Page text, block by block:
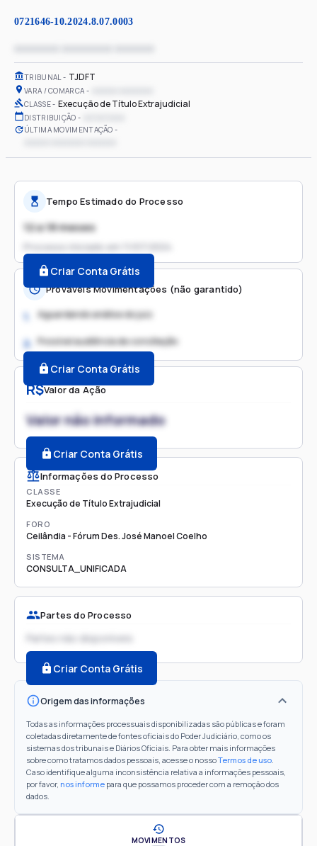
0721646-10.2024.8.07.0003
TRIBUNAL TJDFT
VARA / COMARCA
CLASSE Execução de Título Extrajudicial
DISTRIBUIÇÃO
ÚLTIMA MOVIMENTAÇÃO
R$Valor da Ação
Valor não informado
Criar Conta Grátis
Informações do Processo
CLASSE
Execução de Título Extrajudicial
FORO
Ceilândia - Fórum Des. José Manoel Coelho
SISTEMA
CONSULTA_UNIFICADA
Partes do Processo
Partes não disponíveis
Criar Conta Grátis
Origem das informações
Todas as informações processuais disponibilizadas são públicas e foram
coletadas diretamente de fontes oficiais do Poder Judiciário, como os
sistemas dos tribunais e Diários Oficiais. Para obter mais informações
sobre como tratamos dados pessoais, acesse o nossoTermos de uso.
Caso identifique alguma inconsistência relativa a informações pessoais,
por favor, nos informe para que possamos proceder com a remoção dos
dados.
Tempo Estimado do Processo
12 a 18 meses
Processo iniciado em
Criar Conta Grátis
Prováveis Movimentações (não garantido)
1. Aguardando análise do juiz
2. Possível audiência de conciliação
Criar Conta Grátis
MOVIMENTOS